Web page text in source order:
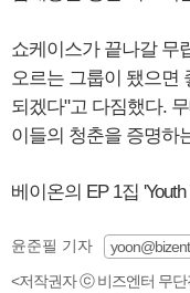
쇼케이스가 끝나갈 무
오르는 그룹이 됐으면
되겠다"고 다짐했다.
이들의 청춘을 증명하
베이온의 EP 1집
윤준필 기자
<저작권자 ⓒ 비즈엔터 무단